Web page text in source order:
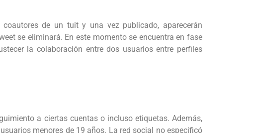
de un tuit y una vez publicado, aparecerán
se eliminará. En este momento se encuentra en fase
la colaboración entre dos usuarios entre perfiles
a ciertas cuentas o incluso etiquetas. Además,
menores de 19 años. La red social no especificó